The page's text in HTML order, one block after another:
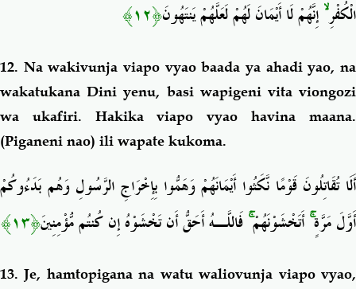
الْكُفْرِۙ إِنَّهُمْ لَا أَيْمَانَ لَهُمْ لَعَلَّهُمْ يَنتَهُونَ﴿١٢﴾
12. Na wakivunja viapo vyao baada ya ahadi yao, na
wakatukana Dini yenu, basi wapigeni vita viongozi
wa ukafiri. Hakika viapo vyao havina maana.
(Piganeni nao) ili wapate kukoma.
أَلَا تُقَاتِلُونَ قَوْمًا نَّكَثُوا أَيْمَانَهُمْ وَهَمُّوا بِإِخْرَاجِ الرَّسُولِ وَهُم بَدَءُوكُمْ
أَوَّلَ مَرَّةٍۚأَتَخْشَوْنَهُمْۚفَاللَّـهُ أَحَقُّ أَن تَخْشَوْهُ إِن كُنتُم مُّؤْمِنِينَ﴿١٣﴾
13. Je, hamtopigana na watu waliovunja viapo vyao,